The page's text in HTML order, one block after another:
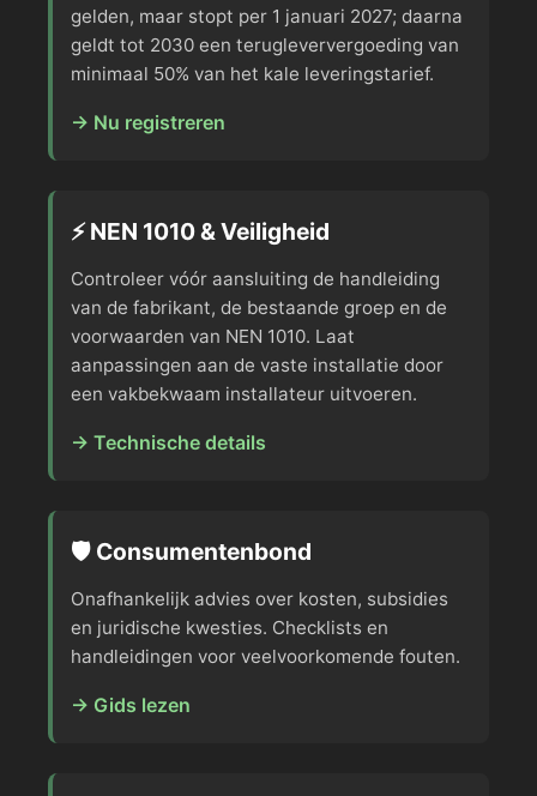
gelden, maar stopt per 1 januari 2027; daarna
geldt tot 2030 een terugleververgoeding van
minimaal 50% van het kale leveringstarief.
→ Nu registreren
⚡ NEN 1010 & Veiligheid
Controleer vóór aansluiting de handleiding
van de fabrikant, de bestaande groep en de
voorwaarden van NEN 1010. Laat
aanpassingen aan de vaste installatie door
een vakbekwaam installateur uitvoeren.
→ Technische details
🛡️ Consumentenbond
Onafhankelijk advies over kosten, subsidies
en juridische kwesties. Checklists en
handleidingen voor veelvoorkomende fouten.
→ Gids lezen